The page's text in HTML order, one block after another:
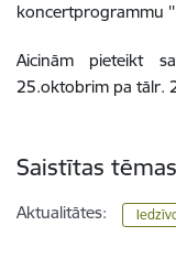
koncertprogrammu
Aicinām pieteikt
25.oktobrim pa tālr.
Saistītas tēmas
Aktualitātes: